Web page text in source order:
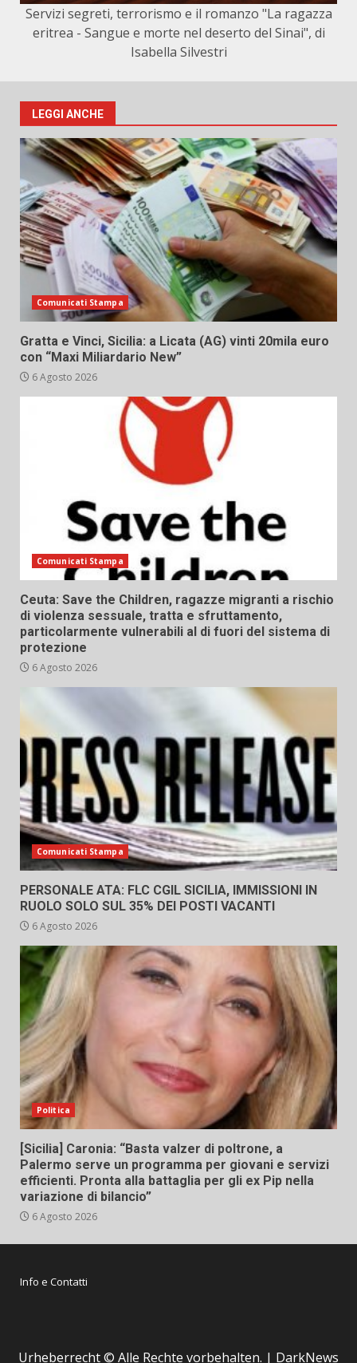
Servizi segreti, terrorismo e il romanzo "La ragazza
eritrea - Sangue e morte nel deserto del Sinai", di
Isabella Silvestri
LEGGI ANCHE
Comunicati Stampa
Gratta e Vinci, Sicilia: a Licata (AG) vinti 20mila euro
con “Maxi Miliardario New”
6 Agosto 2026
Comunicati Stampa
Ceuta: Save the Children, ragazze migranti a rischio
di violenza sessuale, tratta e sfruttamento,
particolarmente vulnerabili al di fuori del sistema di
protezione
6 Agosto 2026
Comunicati Stampa
PERSONALE ATA: FLC CGIL SICILIA, IMMISSIONI IN
RUOLO SOLO SUL 35% DEI POSTI VACANTI
6 Agosto 2026
Politica
[Sicilia] Caronia: “Basta valzer di poltrone, a
Palermo serve un programma per giovani e servizi
efficienti. Pronta alla battaglia per gli ex Pip nella
variazione di bilancio”
6 Agosto 2026
Info e Contatti
Urheberrecht © Alle Rechte vorbehalten. | DarkNews